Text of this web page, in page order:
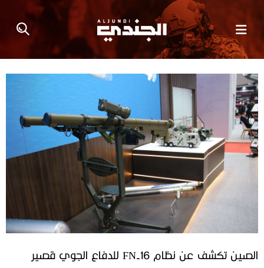
الصين تكشف عن نظام FN-16 للدفاع الجوي قصير